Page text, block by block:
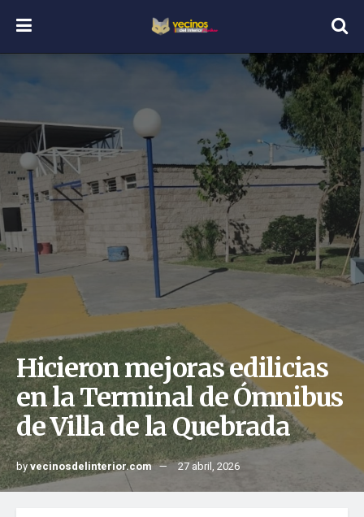
Hicieron mejoras edilicias
en la Terminal de Ómnibus
de Villa de la Quebrada
byvecinosdelinterior.com 27 abril, 2026